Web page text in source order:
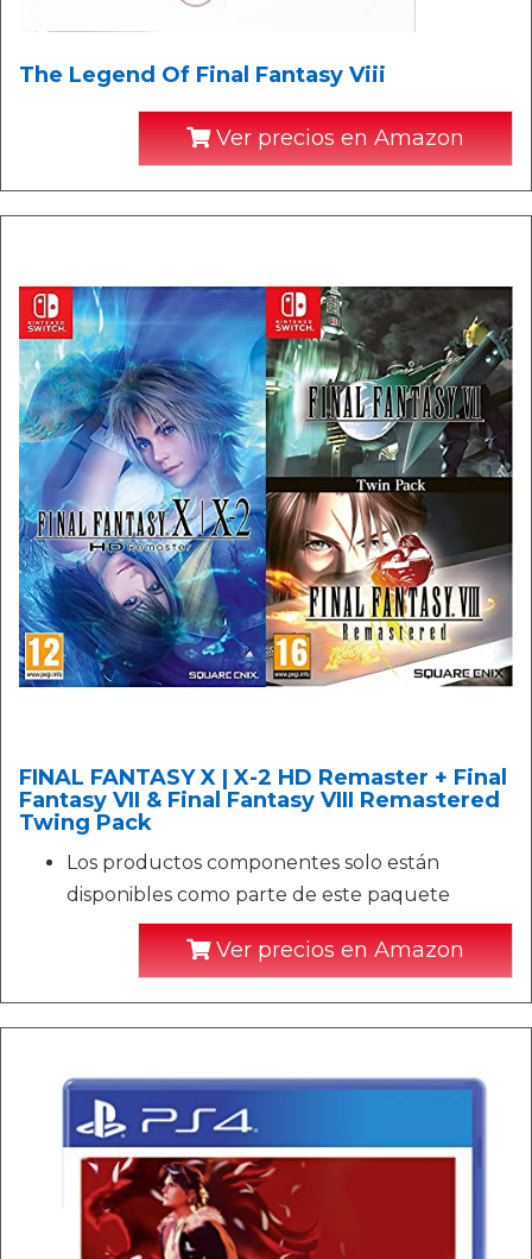
The Legend Of Final Fantasy Viii
Ver precios en Amazon
FINAL FANTASY X | X-2 HD Remaster + Final
Fantasy VII & Final Fantasy VIII Remastered
Twing Pack
Los productos componentes solo están
disponibles como parte de este paquete
Ver precios en Amazon